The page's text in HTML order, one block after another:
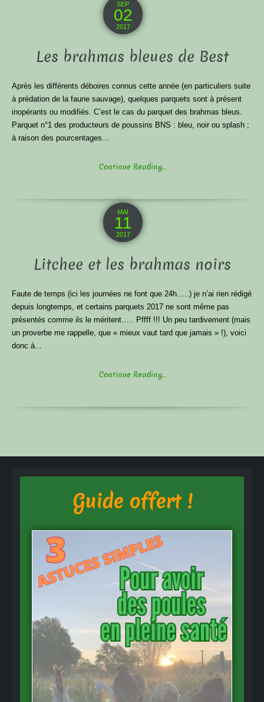
SEP
02
2017
Les brahmas bleues de Best
Après les différents déboires connus cette année (en particuliers suite
à prédation de la faune sauvage), quelques parquets sont à présent
inopérants ou modifiés. C’est le cas du parquet des brahmas bleus.
Parquet n°1 des producteurs de poussins BNS : bleu, noir ou splash ;
à raison des pourcentages...
Continue Reading...
MAI
11
2017
Litchee et les brahmas noirs
Faute de temps (ici les journées ne font que 24h…..) je n’ai rien rédigé
depuis longtemps, et certains parquets 2017 ne sont même pas
présentés comme ils le méritent….. Pffff !!! Un peu tardivement (mais
un proverbe me rappelle, que « mieux vaut tard que jamais » !), voici
donc à...
Continue Reading...
Guide offert !